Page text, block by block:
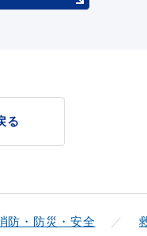
る
防・防災・安全